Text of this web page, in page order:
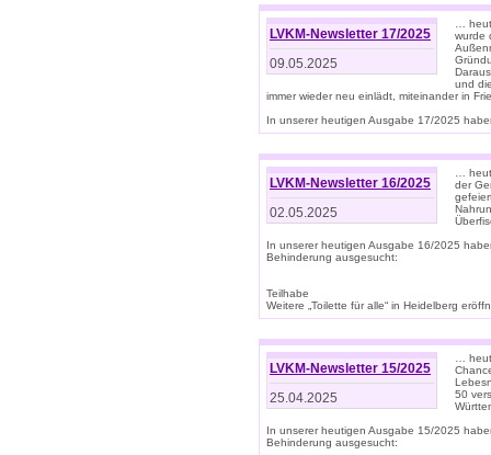
LVKM-Newsletter 17/2025
09.05.2025
…
wurde
und
immer wieder neu einlädt, miteinander in
In unserer heutigen Ausgabe 17/2025
LVKM-Newsletter 16/2025
02.05.2025
…
der
In unserer heutigen Ausgabe 16/2025
Behinderung ausgesucht:
Teilhabe
Weitere „Toilette für alle“ in Heidelberg
LVKM-Newsletter 15/2025
25.04.2025
…
50
In unserer heutigen Ausgabe 15/2025
Behinderung ausgesucht: